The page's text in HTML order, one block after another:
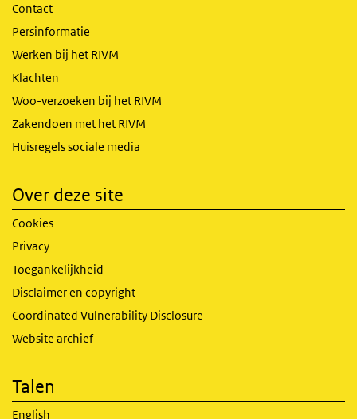
Contact
Persinformatie
Werken bij het RIVM
Klachten
Woo-verzoeken bij het RIVM
Zakendoen met het RIVM
Huisregels sociale media
Over deze site
Cookies
Privacy
Toegankelijkheid
Disclaimer en copyright
Coordinated Vulnerability Disclosure
Website archief
Talen
English